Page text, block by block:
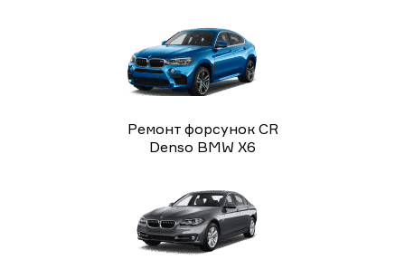
Ремонт форсунок CR
Denso BMW X6